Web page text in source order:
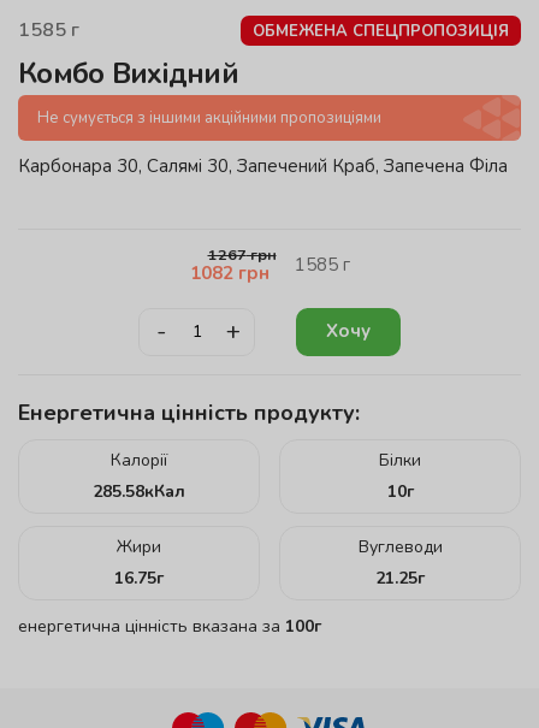
1585 г ОБМЕЖЕНА СПЕЦПРОПОЗИЦІЯ
Комбо Вихідний
Не сумується з іншими акційними пропозиціями
Карбонара 30, Салямі 30, Запечений Краб, Запечена Філа
1267грн
1082 грн 1585г
- + Хочу
Енергетична цінність продукту:
Калорії
285.58кКал
Білки
10г
Жири
16.75г
Вуглеводи
21.25г
енергетична цінність вказана за 100г